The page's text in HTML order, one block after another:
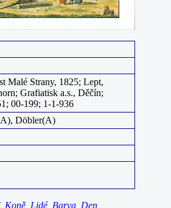
Malé Strany, 1825; Lept,
Grafiatisk a.s., Děčín;
00-199; 1-1-936
Döbler(A)
, Koně Lidé, Barva Den